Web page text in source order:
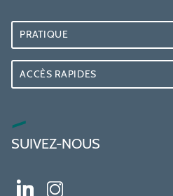
PRATIQUE
ACCÈS RAPIDES
SUIVEZ-NOUS